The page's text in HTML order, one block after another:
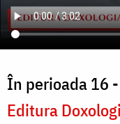
În perioada 16
Editura